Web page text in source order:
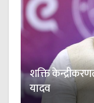
शक्ति
यादव